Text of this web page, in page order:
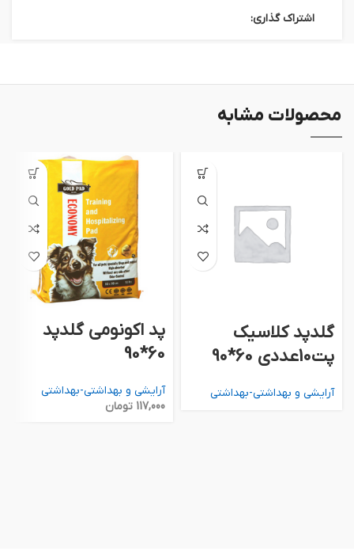
اشتراک گذاری:
محصولات مشابه
گلدپد كلاسيك
پت10عددي 60*90
آرايشي و بهداشتي-بهداشتي
پد اكونومي گلدپد
60*90
آرايشي و بهداشتي-بهداشتي
117,000 تومان